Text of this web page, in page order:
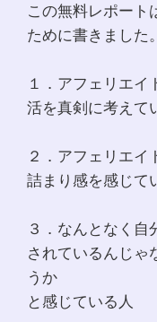
この無料レポート
ために書きました
１．アフェリエイ
活を真剣に考えて
２．アフェリエイ
詰まり感を感じて
３．なんとなく自
されているんじゃ
うか
と感じている人